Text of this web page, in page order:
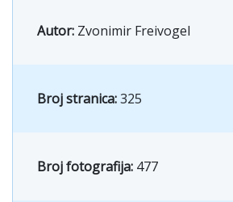
Autor: Zvonimir Freivogel
Broj stranica:325
Broj fotografija: 477